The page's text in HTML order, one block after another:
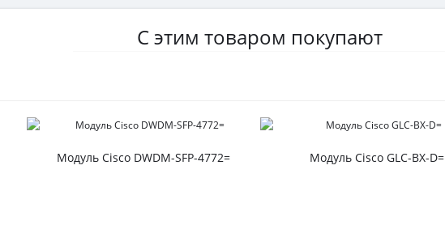
С этим товаром покупают
Модуль Cisco DWDM-SFP-4772= Модуль Cisco GLC-BX-D=